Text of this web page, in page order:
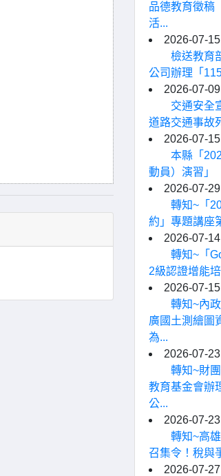
品德教育徵稿
活...
2026-07-15
檢送教育
公司辦理「
2026-07-09
交通安全
道路交通事故
2026-07-15
本縣「
動員）演習」
2026-07-29
轉知~「
約」專題講座
2026-07-14
轉知~「
2級認證增能
2026-07-15
轉知~內
廣國土測繪圖
為...
2026-07-23
轉知~財
教育基金會辦
公...
2026-07-23
轉知~高
召集令！稅與
2026-07-27